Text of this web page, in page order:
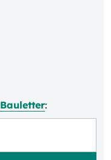
Bauletter: